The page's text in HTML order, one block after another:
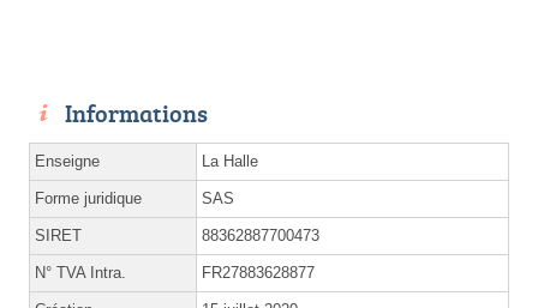
Informations
Enseigne La Halle
Forme juridique SAS
SIRET 88362887700473
N° TVA Intra. FR27883628877